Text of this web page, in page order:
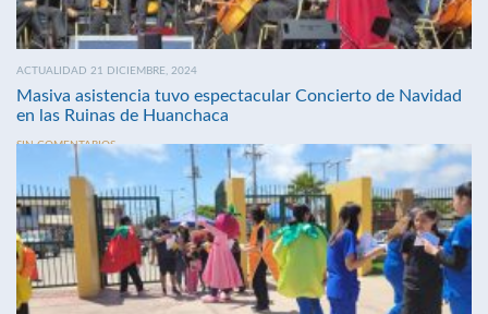
ACTUALIDAD 21 DICIEMBRE, 2024
Masiva asistencia tuvo espectacular Concierto de Navidad
en las Ruinas de Huanchaca
SIN COMENTARIOS